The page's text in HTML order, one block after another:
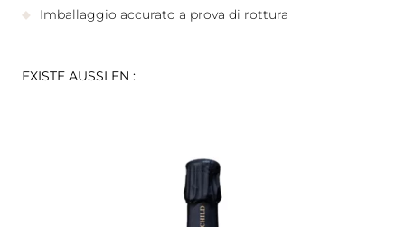
Imballaggio accurato a prova di rottura
EXISTE AUSSI EN :